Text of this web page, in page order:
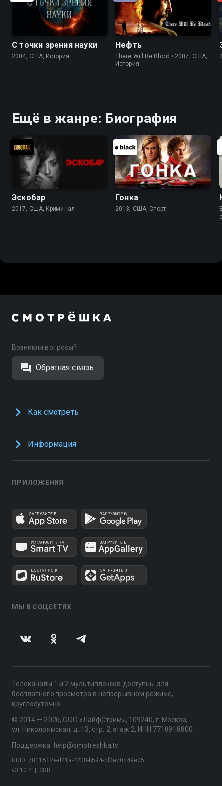
С точки зрения науки
2004, США, История
Нефть
There Will Be Blood • 2007, США,
История
Ещё в жанре: Биография
Эскобар
2017, США, Криминал
Гонка
2013, США, Спорт
Возникли вопросы?
Обратная связь
Как смотреть
Информация
ПРИЛОЖЕНИЯ
МЫ В СОЦСЕТЯХ
Телеканалы 1 и 2 мультиплексов доступны для
бесплатного просмотра в непрерывном режиме,
круглосуточно.
© 2014 — 2026, ООО «ЛайфСтрим», 109240, г. Москва,
ул. Николоямская, д. 13, стр. 2, этаж 2, ИНН 7710918800
Поддержка: help@smotreshka.tv
v3.10.4 SSR
UUID: 7011512e-d41a-4208-b594-cf2e70c49e05